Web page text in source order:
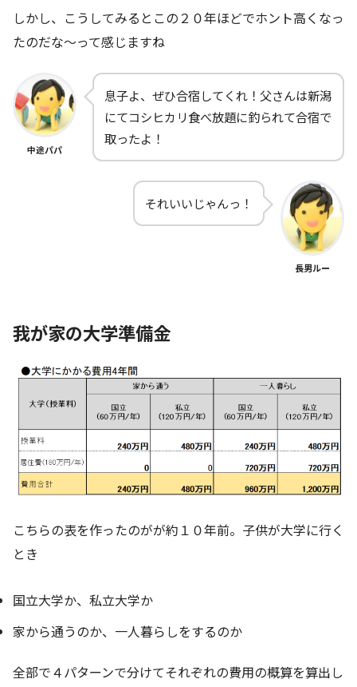
しかし、こうしてみるとこの２０年ほどでホント高くなっ
たのだな～って感じますね
中途パパ
息子よ、ぜひ合宿してくれ！父さんは新潟
にてコシヒカリ食べ放題に釣られて合宿で
取ったよ！
それいいじゃんっ！
長男ルー
我が家の大学準備金
こちらの表を作ったのがが約１０年前。子供が大学に行く
とき
国立大学か、私立大学か
家から通うのか、一人暮らしをするのか
全部で４パターンで分けてそれぞれの費用の概算を算出し